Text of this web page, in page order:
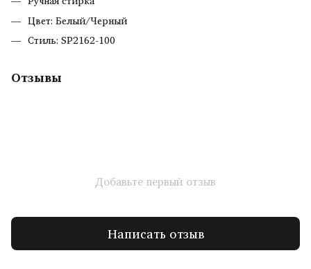
Цвет: Белый/Черный
Стиль: SP2162-100
Отзывы
Добавьте первый отзыв
Написать отзыв